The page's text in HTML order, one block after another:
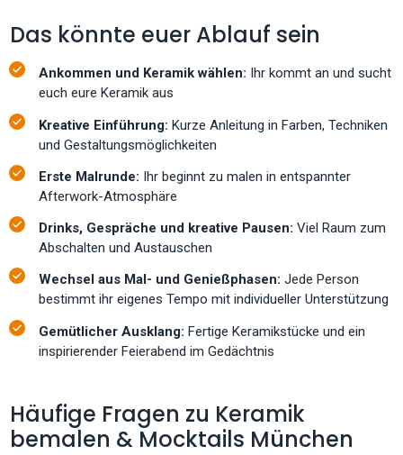
Das könnte euer Ablauf sein
Ankommen und Keramik wählen: Ihr kommt an und sucht
euch eure Keramik aus
Kreative Einführung: Kurze Anleitung in Farben, Techniken
und Gestaltungsmöglichkeiten
Erste Malrunde: Ihr beginnt zu malen in entspannter
Afterwork-Atmosphäre
Drinks, Gespräche und kreative Pausen: Viel Raum zum
Abschalten und Austauschen
Wechsel aus Mal- und Genießphasen: Jede Person
bestimmt ihr eigenes Tempo mit individueller Unterstützung
Gemütlicher Ausklang: Fertige Keramikstücke und ein
inspirierender Feierabend im Gedächtnis
Häufige Fragen zu Keramik
bemalen & Mocktails München